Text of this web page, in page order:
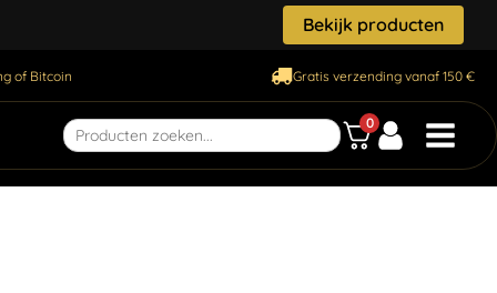
Bekijk producten
of Bitcoin Gratis verzending vanaf 150 €
0